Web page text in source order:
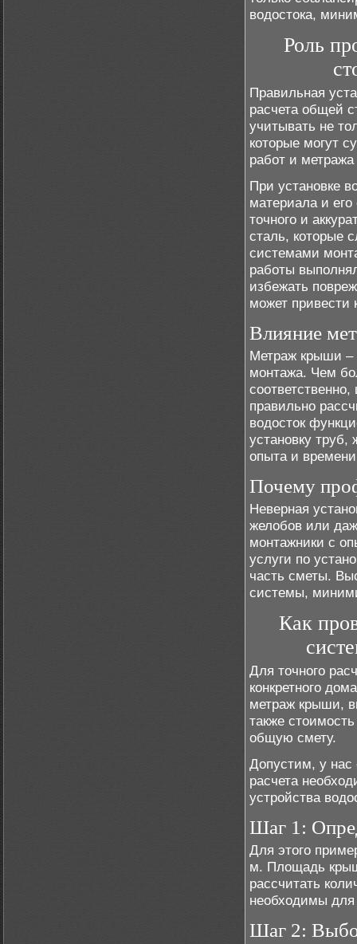
водостока,
Роль
Правильная
расчета общей
учитывать не
которые могут
работ и
При установке
материала и
точного и
сталь, которые
системами
работы
избежать
может привести
Влияние
Метраж крыши –
монтажа. Чем
правильно
водосток
установку труб,
опыта и
Почему
Неверная
желобов или
монтажники с
услуги по
часть сметы.
системы,
Как
Для точного
конкретного
метраж крыши,
также
общую смету.
Допустим, у
расчета
устройства
Шаг 1:
Для этого
м. Площадь
рассчитать
необходимы для
Шаг 2: